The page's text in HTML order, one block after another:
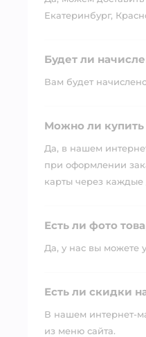
Екатеринбург,
Будет ли
Вам будет
Можно ли купить
Да, в нашем
при оформлении
карты через каждые
Есть ли фото
Да, у нас вы можете
Есть ли скидки
В нашем интернет-
из меню сайта.